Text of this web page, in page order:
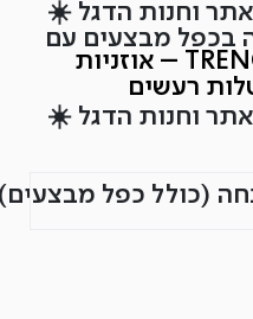
וחנות הדגל ☀️
5% הנחה בכפל מבצעים עם
וחנות הדגל ☀️
חדש! TRENCHTOWN ANC – אוזניות
רעשים